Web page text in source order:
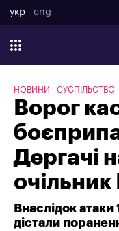
укр eng
НОВИНИ СУСПІЛЬСТВО
Ворог
Дергачі
Внаслідок атаки
дістали